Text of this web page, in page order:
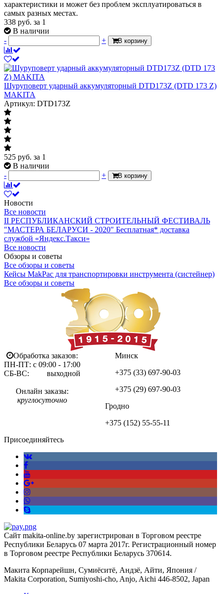
характеристики и может без проблем эксплуатироваться в
самых разных местах.
338 руб. за 1
В наличии
-
+ В корзину
Шуруповерт ударный аккумуляторный DTD173Z (DTD 173 Z)
MAKITA
Артикул: DTD173Z
525 руб. за 1
В наличии
-
+ В корзину
Новости
Все новости
II РЕСПУБЛИКАНСКИЙ СТРОИТЕЛЬНЫЙ ФЕСТИВАЛЬ
"МАСТЕРА БЕЛАРУСИ - 2020" Бесплатная* доставка
службой «Яндекс.Такси»
Все новости
Обзоры и советы
Все обзоры и советы
Кейсы MakPac для транспортировки инструмента (систейнер)
Все обзоры и советы
Обработка заказов:
ПН-ПТ: с 09:00 - 17:00
СБ-ВС: выходной
Онлайн заказы:
круглосуточно
Минск
+375 (33) 697-90-03
+375 (29) 697-90-03
Гродно
+375 (152) 55-55-11
Присоединяйтесь
Сайт makita-online.by зарегистрирован в Торговом реестре
Республики Беларусь 07 марта 2017г. Регистрационный номер
в Торговом реестре Республики Беларусь 370614.
Макита Корпарейшн, Сумиёситё, Андзё, Айти, Япония /
Makita Corporation, Sumiyoshi-cho, Anjo, Aichi 446-8502, Japan